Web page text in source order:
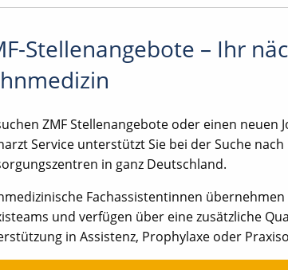
Stellenangebote – Ihr
ZMF Stellenangebote oder einen neuen
Service unterstützt Sie bei der Suche
in ganz Deutschland.
Fachassistentinnen
und verfügen über eine zusätzliche
in Assistenz, Prophylaxe oder